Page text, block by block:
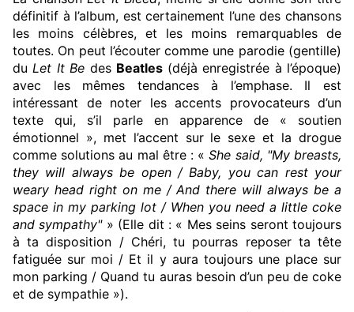
définitif à l’album, est certainement l’une des chansons
les moins célèbres, et les moins remarquables de
toutes. On peut l’écouter comme une parodie (gentille)
du Let It Be des Beatles (déjà enregistrée à l’époque)
avec les mêmes tendances à l’emphase. Il est
intéressant de noter les accents provocateurs d’un
texte qui, s’il parle en apparence de « soutien
émotionnel », met l’accent sur le sexe et la drogue
comme solutions au mal être : « She said, "My breasts,
they will always be open / Baby, you can rest your
weary head right on me / And there will always be a
space in my parking lot / When you need a little coke
and sympathy" » (Elle dit : « Mes seins seront toujours
à ta disposition / Chéri, tu pourras reposer ta tête
fatiguée sur moi / Et il y aura toujours une place sur
mon parking / Quand tu auras besoin d’un peu de coke
et de sympathie »).